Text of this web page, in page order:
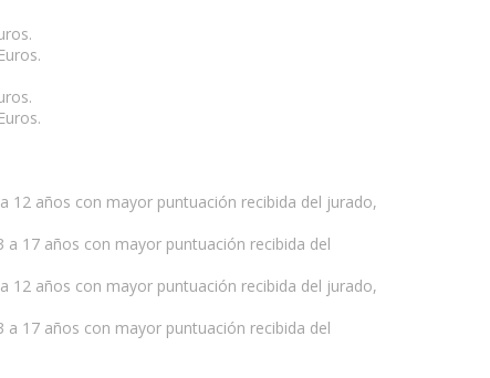
12 años con mayor puntuación recibida del jurado,
17 años con mayor puntuación recibida del
12 años con mayor puntuación recibida del jurado,
17 años con mayor puntuación recibida del